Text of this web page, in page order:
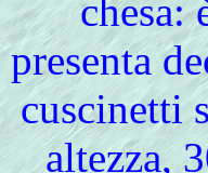
chesa:
presenta
cuscinetti
altezza,